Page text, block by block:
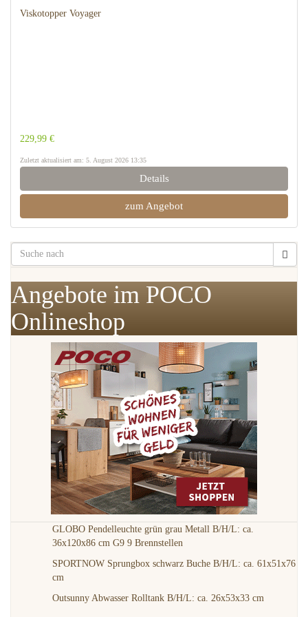
Viskotopper Voyager
229,99 €
Zuletzt aktualisiert am: 5. August 2026 13:35
Details
zum Angebot
Angebote im POCO
Onlineshop
GLOBO Pendelleuchte grün grau Metall B/H/L: ca.
36x120x86 cm G9 9 Brennstellen
SPORTNOW Sprungbox schwarz Buche B/H/L: ca. 61x51x76
cm
Outsunny Abwasser Rolltank B/H/L: ca. 26x53x33 cm